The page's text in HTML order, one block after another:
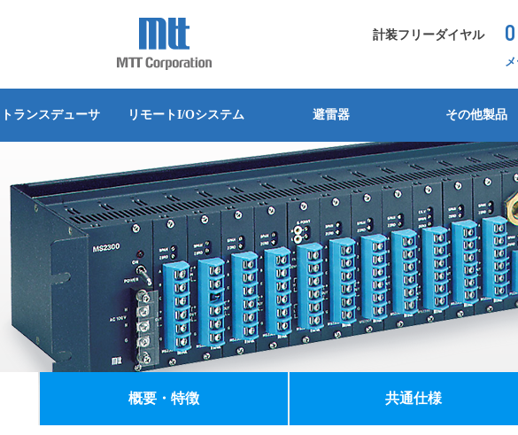
シーンか
SEARCH BY SCHENE
計装フリーダイヤル
ランスデューサ リモートI/Oシステム 避雷器 その他製品
付タイプ
トタイプ
プ
ト
シリーズ別
MS3700 シリーズ
MS5300/
MS5500 シリーズ
MS3000シリー
MS3100シリーズ
MS4900シリー
MS3900シリーズ
MS2900シリー
MS3800シリーズ
MS2300シリー
MS4000シリーズ
MS4000-2Wシ
MS4100シリーズ
MGシリーズ
トタイプ
プ
シリーズ別
Trisolator
M4800シリーズ
M4500/M4600シリーズ
M3000シリーズ
M4000シリーズ
M35/36/37シリ
プ
シリーズ別
MS4400シリーズ MS3400シリー
付タイプ
プ
ト取付タイプ
シリーズ別
Alchis シリーズ
CC3900シリー
Acromagシリーズ
シリーズ別
MLPシリーズ
イプ
プ
ト
シリーズ別
MS45/46シリーズ TB400シリーズ
PUSHLOG 熱電対温度変換器 計装フリーダイヤ
アイソレータ
ディストリビュータ デジタルパネルメ
空電変換器 警報設定器(アラ
信号切換ユニット(パララン) 絶縁抵抗計
ルーモジュール) 電力トランスデューサ 比率設定器(レシオ
分電箱(スイッチボックス) シンクロ・アナロ
リニアライザ
起電力発生器 測温抵抗体温度変
変換器 熱電対温度変換器 PT変換器
概要・特徴 共通仕様